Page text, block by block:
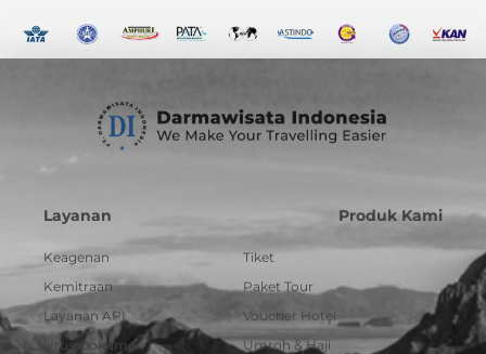
Layanan
Keagenan
Kemitraan
Layanan API
Urus Dokumen
Produk Kami
Tiket
Paket Tour
Voucher Hotel
Umroh & Haji